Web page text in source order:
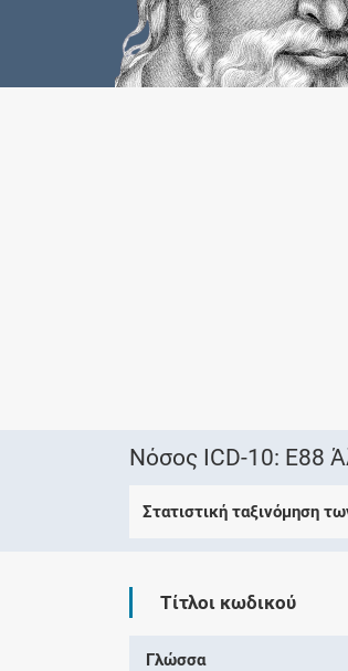
Νόσος ICD-10: E88
Στατιστική ταξινόμηση
Τίτλοι κωδικού
Γλώσσα